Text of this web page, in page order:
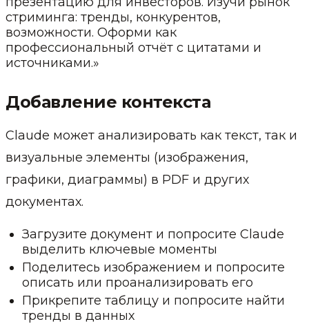
стриминга: тренды, конкурентов,
возможности. Оформи как
профессиональный отчёт с цитатами и
источниками.»
Добавление контекста
Claude может анализировать как текст, так и
визуальные элементы (изображения,
графики, диаграммы) в PDF и других
документах.
Загрузите документ и попросите Claude
выделить ключевые моменты
Поделитесь изображением и попросите
описать или проанализировать его
Прикрепите таблицу и попросите найти
тренды в данных